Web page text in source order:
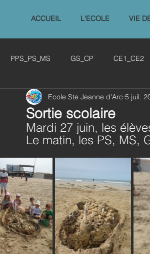
ACCUEIL L'ECOLE VIE
PPS_PS_MS GS_CP CE1_CE2
2021_2022 2024_2025
Sortie scolaire
Ecole Ste Jeanne d'Arc 5 juil.
Mardi 27 juin, les
Le matin, les PS, MS,